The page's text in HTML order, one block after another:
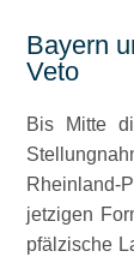
Bayern
Veto
Bis Mitte
jetzigen
pfälzische